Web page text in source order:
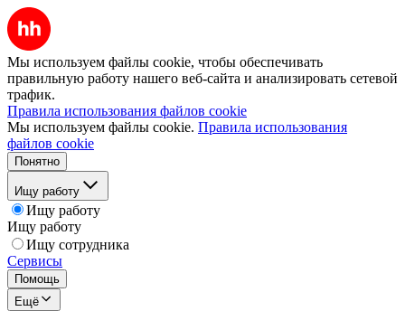
Мы используем файлы cookie, чтобы обеспечивать
правильную работу нашего веб-сайта и анализировать сетевой
трафик.
Правила использования файлов cookie
Мы используем файлы cookie. Правила использования
файлов cookie
Понятно
Ищу работу
Ищу работу
Ищу работу
Ищу сотрудника
Сервисы
Помощь
Ещё